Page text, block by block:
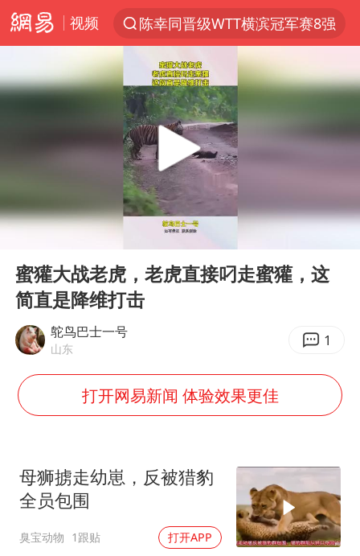
视频
陈幸同晋级WTT横滨冠军赛8强
我国货物贸易进出口超30万亿元
河南撤回“领导带薪错峰休假”通知
四川宜宾市高县发生4.9级地震
台风白海豚加强
向鹏0-3不敌张本智和
“立秋的第一杯奶茶”又爆单了
宇树科技中一签需缴款7.54万元
“新疆阿勒泰八月能滑雪”不实
福建泉州市委书记张毅恭被查
山东潍坊发布大风黄色预警
蜜獾大战老虎，老虎直接叼走蜜獾，这
简直是降维打击
鸵鸟巴士一号
山东 1
打开网易新闻 体验效果更佳
母狮掳走幼崽，反被猎豹
全员包围
臭宝动物 1跟贴 打开APP